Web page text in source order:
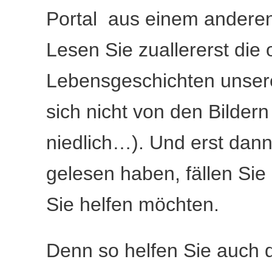
Portal aus einem
Lesen Sie zuallererst die
Lebensgeschichten
sich nicht von den
niedlich…). Und erst
gelesen haben, fällen
Sie helfen möchten.
Denn so helfen Sie auch